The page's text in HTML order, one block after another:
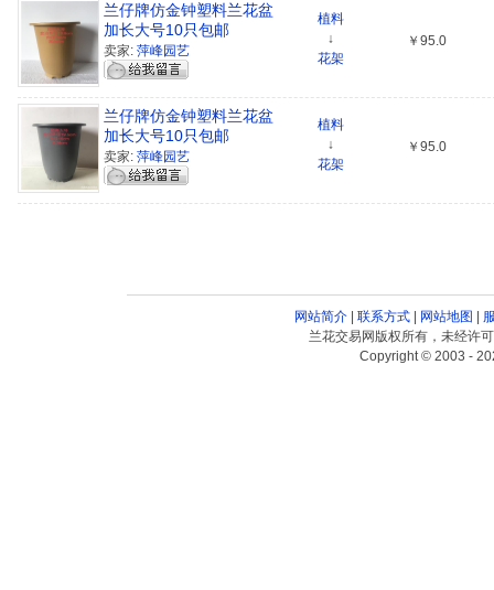
兰仔牌仿金钟塑料兰花盆
加长大号10只包邮
卖家: 萍峰园艺
植料
↓
花架
￥95.0
兰仔牌仿金钟塑料兰花盆
加长大号10只包邮
卖家: 萍峰园艺
植料
↓
花架
￥95.0
网站简介| 联系方式| 网站地图
兰花交易网版权所有，未经许
Copyright © 2003 -